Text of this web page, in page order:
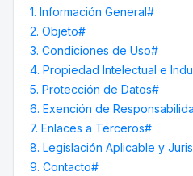
1. Información General#
2. Objeto#
3. Condiciones de Uso#
4. Propiedad Intelectual e
5. Protección de Datos#
6. Exención de
7. Enlaces a Terceros#
8. Legislación Aplicable y
9. Contacto#